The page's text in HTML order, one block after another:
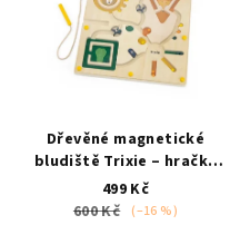
Dřevěné magnetické
bludiště Trixie – hračka
3+ / edukativní
499 Kč
600 Kč (–16 %)